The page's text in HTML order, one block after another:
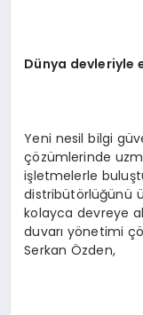
Dünya devleriyle
Yeni nesil bilgi
çözümlerinde
işletmelerle
distribütörlüğünü
kolayca devreye
duvarı yönetimi
Serkan Özden,